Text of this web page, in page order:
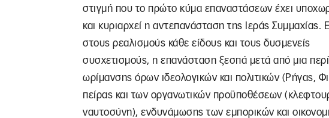
στιγμή που το πρώτο κύμα επαναστάσεων έχει
και κυριαρχεί η αντεπανάσταση της Ιεράς Συμμαχίας.
στους ρεαλισμούς κάθε είδους και τους δυσμενείς
συσχετισμούς, η επανάσταση ξεσπά μετά από μια
ωρίμανσης όρων ιδεολογικών και πολιτικών (Ρήγας,
πείρας και των οργανωτικών προϋποθέσεων
ναυτοσύνη), ενδυνάμωσης των εμπορικών και